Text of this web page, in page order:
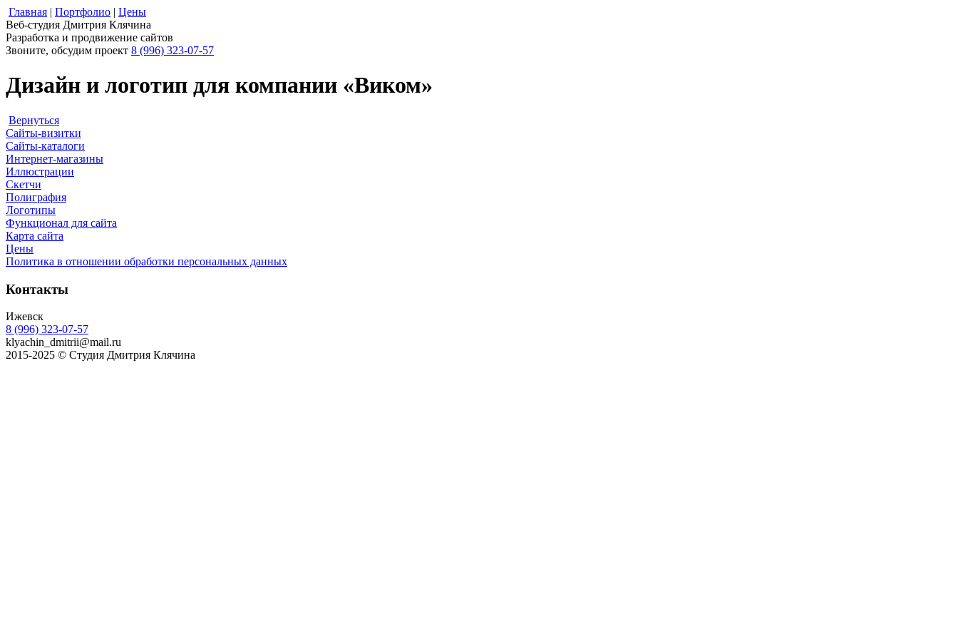
Главная | Портфолио | Цены
Веб-студия Дмитрия Клячина
Разработка и продвижение сайтов
Звоните, обсудим проект 8 (996) 323-07-57
Дизайн и логотип для компании «Виком»
Вернуться
Сайты-визитки
Сайты-каталоги
Интернет-магазины
Иллюстрации
Скетчи
Полиграфия
Логотипы
Функционал для сайта
Карта сайта
Цены
Политика в отношении обработки персональных данных
Контакты
Ижевск
8 (996) 323-07-57
klyachin_dmitrii@mail.ru
2015-2025 © Студия Дмитрия Клячина